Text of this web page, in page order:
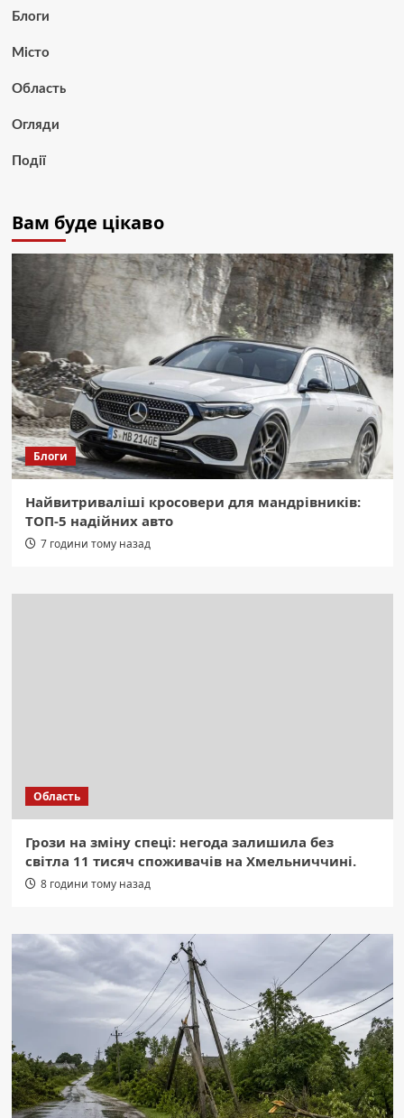
Блоги
Місто
Область
Огляди
Події
Вам буде цікаво
Блоги
Найвитриваліші кросовери для мандрівників:
ТОП-5 надійних авто
7 години тому назад
Область
Грози на зміну спеці: негода залишила без
світла 11 тисяч споживачів на Хмельниччині.
8 години тому назад